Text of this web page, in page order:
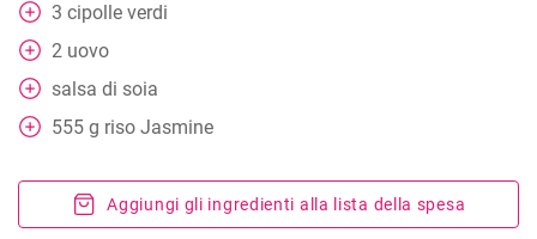
3 cipolle verdi
2 uovo
salsa di soia
555 g riso Jasmine
Aggiungi gli ingredienti alla lista della spesa